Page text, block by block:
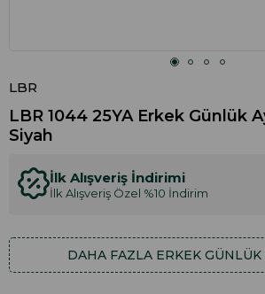
LBR
LBR 1044 25YA Erkek Günlük
Siyah
İlk Alışveriş İndirimi
İlk Alışveriş Özel %10 İndirim
DAHA FAZLA ERKEK GÜNLÜK